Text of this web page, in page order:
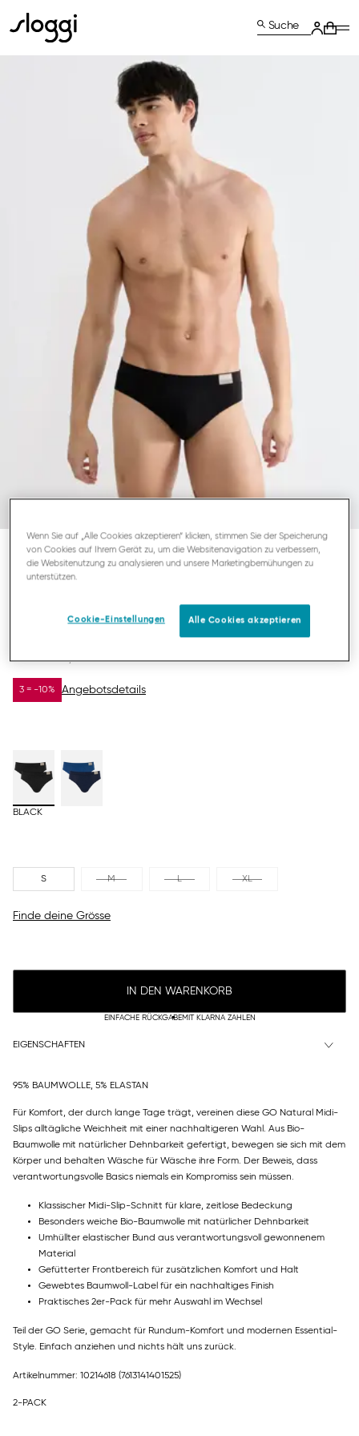
Suche
SLOGGI MEN GO NATURAL
DU SPARST5,98 €
3 = -10% Angebotsdetails
BLACK
S M L XL
Finde deine Grösse
IN DEN WARENKORB
EINFACHE RÜCKGABEMIT KLARNA ZAHLEN
EIGENSCHAFTEN
95% BAUMWOLLE, 5% ELASTAN
Für Komfort, der durch lange Tage trägt, vereinen diese GO Natural Midi-
Slips alltägliche Weichheit mit einer nachhaltigeren Wahl. Aus Bio-
Baumwolle mit natürlicher Dehnbarkeit gefertigt, bewegen sie sich mit dem
Körper und behalten Wäsche für Wäsche ihre Form. Der Beweis, dass
verantwortungsvolle Basics niemals ein Kompromiss sein müssen.
Klassischer Midi-Slip-Schnitt für klare, zeitlose Bedeckung
Besonders weiche Bio-Baumwolle mit natürlicher Dehnbarkeit
Umhüllter elastischer Bund aus verantwortungsvoll gewonnenem
Material
Gefütterter Frontbereich für zusätzlichen Komfort und Halt
Gewebtes Baumwoll-Label für ein nachhaltiges Finish
Praktisches 2er-Pack für mehr Auswahl im Wechsel
Teil der GO Serie, gemacht für Rundum-Komfort und modernen Essential-
Style. Einfach anziehen und nichts hält uns zurück.
Artikelnummer: 10214618 (7613141401525)
2-PACK
Wenn Sie auf „Alle Cookies akzeptieren“ klicken, stimmen Sie der Speicherung
von Cookies auf Ihrem Gerät zu, um die Websitenavigation zu verbessern,
die Websitenutzung zu analysieren und unsere Marketingbemühungen zu
unterstützen.
Cookie-Einstellungen Alle Cookies akzeptieren